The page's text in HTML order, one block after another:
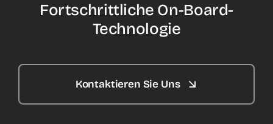
Fortschrittliche On-Board-
Technologie
Kontaktieren Sie Uns